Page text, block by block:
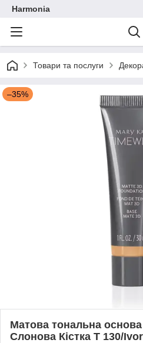
Harmonia
Товари та послуги
–35%
Матова тональна
Слонова Кістка Т 130/